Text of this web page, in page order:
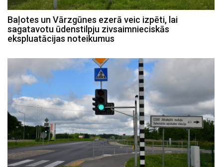
Baļotes un Vārzgūnes ezerā veic izpēti, lai
sagatavotu ūdenstilpju zivsaimnieciskās
ekspluatācijas noteikumus